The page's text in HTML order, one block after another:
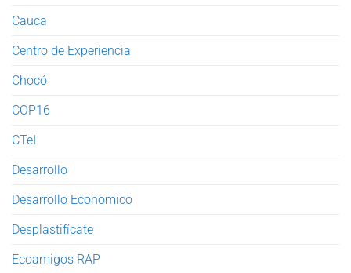
Cauca
Centro de Experiencia
Chocó
COP16
CTeI
Desarrollo
Desarrollo Economico
Desplastifícate
Ecoamigos RAP